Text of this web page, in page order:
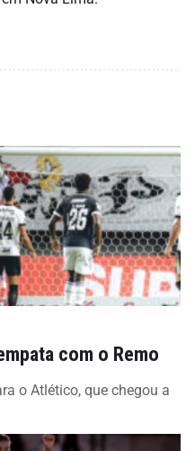
com o Remo
o Atlético, que chegou a